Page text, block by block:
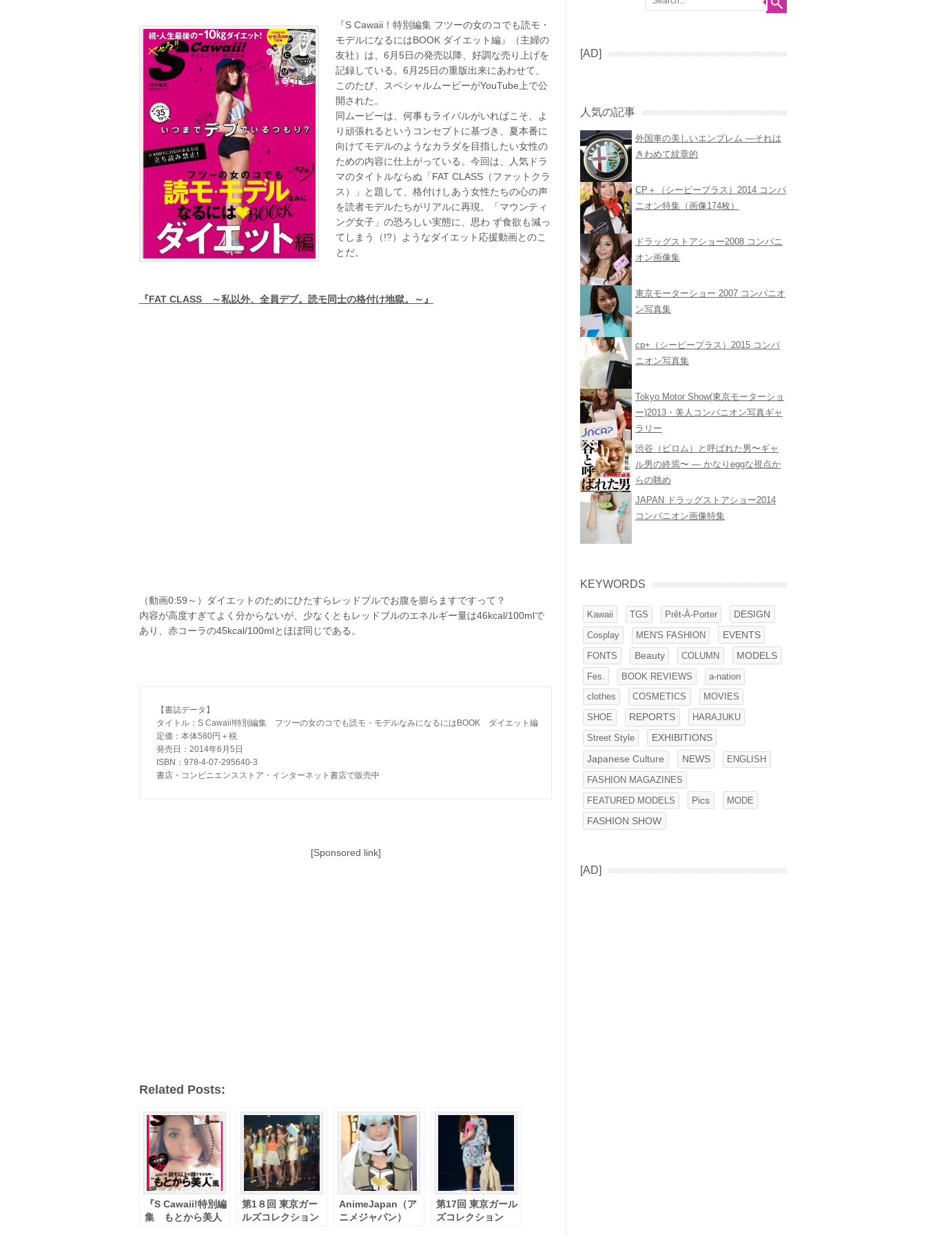
『S Cawaii！特別編集 フツーの女のコでも読モ・
モデルになるにはBOOK ダイエット編』（主婦の
友社）は、6月5日の発売以降、好調な売り上げを
記録している。6月25日の重版出来にあわせて、
このたび、スペシャルムービーがYouTube上で公
開された。
同ムービーは、何事もライバルがいればこそ、よ
り頑張れるというコンセプトに基づき、夏本番に
向けてモデルのようなカラダを目指したい女性の
ための内容に仕上がっている。今回は、人気ドラ
マのタイトルならぬ「FAT CLASS（ファットクラ
ス）」と題して、格付けしあう女性たちの心の声
を読者モデルたちがリアルに再現。「マウンティ
ング女子」の恐ろしい実態に、思わ ず食欲も減っ
てしまう（!?）ようなダイエット応援動画とのこ
とだ。
『FAT CLASS ～私以外、全員デブ。読モ同士の格付け地獄。～』
（動画0:59～）ダイエットのためにひたすらレッドブルでお腹を膨らますですって？
内容が高度すぎてよく分からないが、少なくともレッドブルのエネルギー量は46kcal/100mlで
あり、赤コーラの45kcal/100mlとほぼ同じである。
【書誌データ】
タイトル：S Cawaii!特別編集　フツーの女のコでも読モ・モデルなみになるにはBOOK　ダイエット編
定価：本体580円＋税
発売日：2014年6月5日
ISBN：978-4-07-295640-3
書店・コンビニエンスストア・インターネット書店で販売中
[Sponsored link]
Related Posts:
『S Cawaii!特別編
集 もとから美人
第1８回 東京ガー
ルズコレクション
AnimeJapan（ア
ニメジャパン）
第17回 東京ガール
ズコレクション
[AD]
人気の記事
外国車の美しいエンブレム ―それは
きわめて紋章的
CP＋（シーピープラス）2014 コンパ
ニオン特集（画像174枚）
ドラッグストアショー2008 コンパニ
オン画像集
東京モーターショー 2007 コンパニオ
ン写真集
cp+（シーピープラス）2015 コンパ
ニオン写真集
Tokyo Motor Show(東京モーターショ
ー)2013・美人コンパニオン写真ギャ
ラリー
渋谷（ピロム）と呼ばれた男〜ギャ
ル男の終焉〜 ― かなりeggな視点か
らの眺め
JAPAN ドラッグストアショー2014
コンパニオン画像特集
KEYWORDS
Kawaii TGS Prêt-À-Porter DESIGN
Cosplay MEN'S FASHION EVENTS
FONTS Beauty COLUMN
MODELS
Fes.
BOOK REVIEWS a-nation
clothes COSMETICS MOVIES
SHOE REPORTS
HARAJUKU
Street Style
EXHIBITIONS
Japanese Culture NEWS
ENGLISH
FASHION MAGAZINES
FEATURED MODELS
Pics
MODE
FASHION SHOW
[AD]